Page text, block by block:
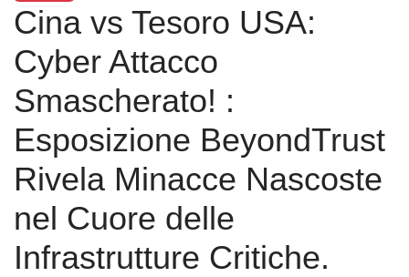
Cina vs Tesoro USA:
Cyber Attacco
Smascherato! :
Esposizione BeyondTrust
Rivela Minacce Nascoste
nel Cuore delle
Infrastrutture Critiche.